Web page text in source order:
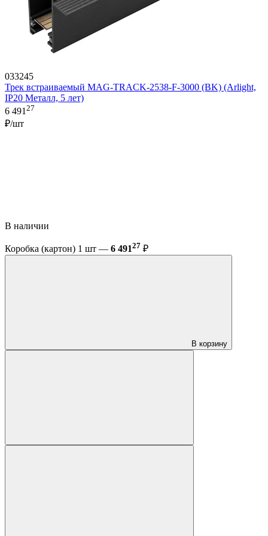
033245
Трек встраиваемый MAG-TRACK-2538-F-3000 (BK) (Arlight,
IP20 Металл, 5 лет)
6 491 27
₽/шт
В наличии
Коробка (картон) 1 шт — 6 49127 ₽
В корзину